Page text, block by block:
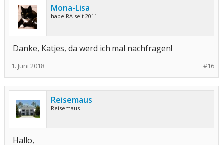
Mona-Lisa
habe RA seit 2011
Danke, Katjes, da werd ich mal nachfragen!
#16
1. Juni 2018
Reisemaus
Reisemaus
Hallo,